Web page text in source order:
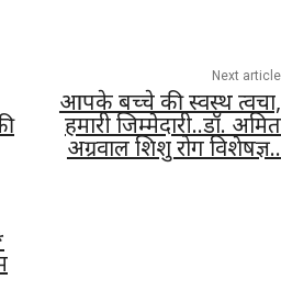
Next article
आपके बच्चे की स्वस्थ त्वचा,
हमारी जिम्मेदारी..डॉ. अमित
अग्रवाल शिशु रोग विशेषज्ञ..